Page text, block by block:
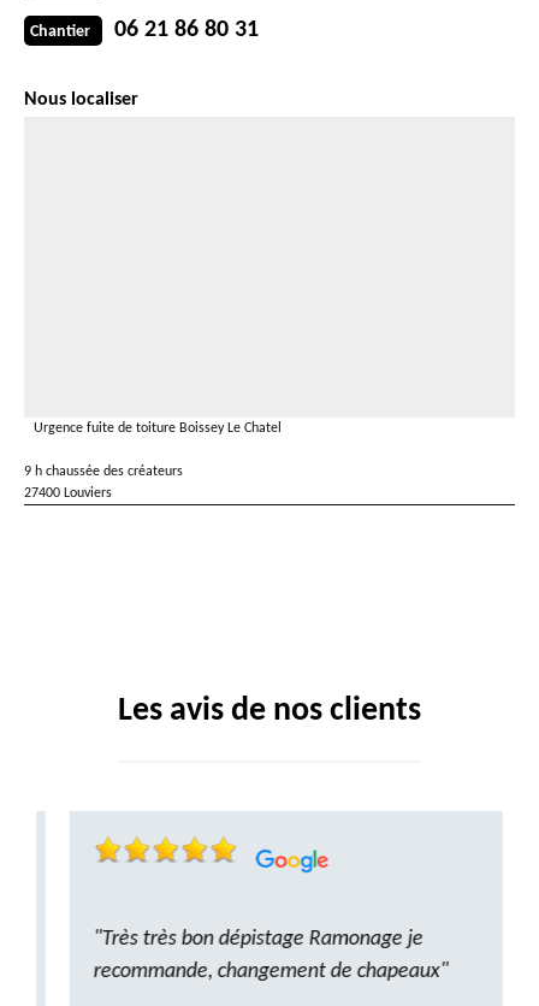
Chantier 06 21 86 80 31
Nous localiser
Urgence fuite de toiture Boissey Le Chatel
9 h chaussée des créateurs
27400 Louviers
Les avis de nos clients
"Très très bon dépistage Ramonage je
recommande, changement de chapeaux"